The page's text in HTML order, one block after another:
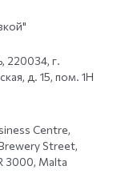
220034, г.
д. 15, пом. 1Н
Centre,
Street,
3000, Malta